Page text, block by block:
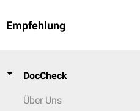
Empfehlung
DocCheck
Über Uns